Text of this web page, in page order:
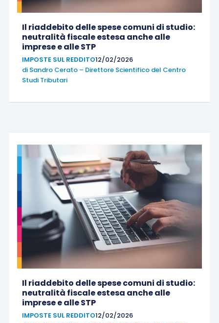
Il riaddebito delle spese comuni di studio:
neutralità fiscale estesa anche alle
imprese e alle STP
IMPOSTE SUL REDDITO12/02/2026
di Sandro Cerato – Direttore Scientifico del Centro
Studi Tributari
Il riaddebito delle spese comuni di studio:
neutralità fiscale estesa anche alle
imprese e alle STP
IMPOSTE SUL REDDITO12/02/2026